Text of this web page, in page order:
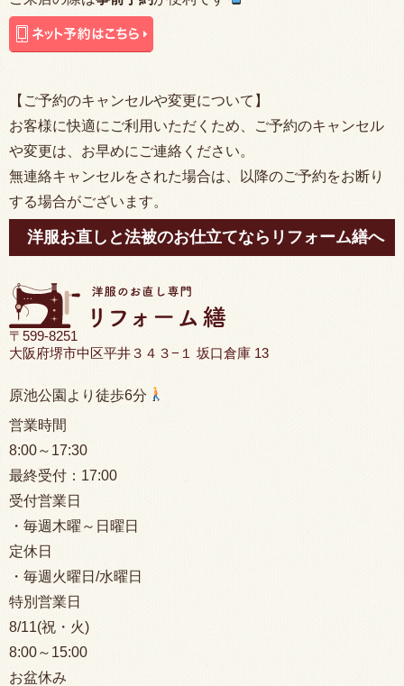
【ご予約のキャンセルや変更について】
お客様に快適にご利用いただくため、ご予約のキャンセル
や変更は、お早めにご連絡ください。
無連絡キャンセルをされた場合は、以降のご予約をお断り
する場合がございます。
洋服お直しと法被のお仕立てならリフォーム繕へ
〒599-8251
大阪府堺市中区平井３４３−１ 坂口倉庫 13
原池公園より徒歩6分
営業時間
8:00～17:30
最終受付： 17:00
受付営業日
・毎週木曜～日曜日
定休日
・毎週火曜日/水曜日
特別営業日
8/11(祝・火)
8:00～15:00
お盆休み